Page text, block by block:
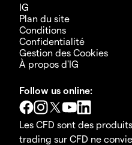
IG
Plan du site
Conditions
Confidentialité
Gestion des Cookies
À propos d'IG
Follow us online:
Les CFD sont des
trading sur CFD ne